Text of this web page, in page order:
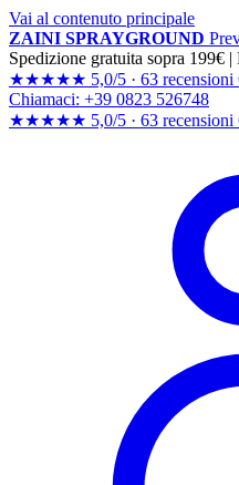
Vai al contenuto principale
ZAINI SPRAYGROUND
Spedizione gratuita sopra 199€ |
★★★★★ 5,0/5 · 63 recensioni
Chiamaci: +39 0823 526748
★★★★★ 5,0/5 · 63 recensioni